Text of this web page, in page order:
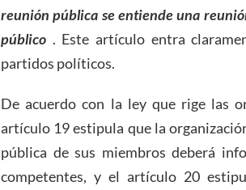
reunión pública se entiende una
público . Este artículo entra
partidos políticos.
De acuerdo con la ley que rige las
artículo 19 estipula que la
pública de sus miembros deberá
competentes, y el artículo 20